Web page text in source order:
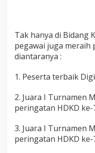
Tak hanya di Bidang
pegawai juga meraih
diantaranya :
1. Peserta terbaik
2. Juara I Turnamen
peringatan HDKD
3. Juara I Turnamen
peringatan HDKD